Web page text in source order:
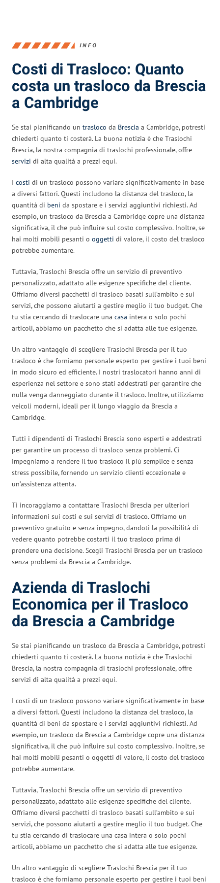
INFO
Costi di Trasloco: Quanto
costa un trasloco da Brescia
a Cambridge
Se stai pianificando un trasloco da Brescia a Cambridge, potresti
chiederti quanto ti costerà. La buona notizia è che Traslochi
Brescia, la nostra compagnia di traslochi professionale, offre
servizi di alta qualità a prezzi equi.
I costi di un trasloco possono variare significativamente in base
a diversi fattori. Questi includono la distanza del trasloco, la
quantità di beni da spostare e i servizi aggiuntivi richiesti. Ad
esempio, un trasloco da Brescia a Cambridge copre una distanza
significativa, il che può influire sul costo complessivo. Inoltre, se
hai molti mobili pesanti o oggetti di valore, il costo del trasloco
potrebbe aumentare.
Tuttavia, Traslochi Brescia offre un servizio di preventivo
personalizzato, adattato alle esigenze specifiche del cliente.
Offriamo diversi pacchetti di trasloco basati sull’ambito e sui
servizi, che possono aiutarti a gestire meglio il tuo budget. Che
tu stia cercando di traslocare una casa intera o solo pochi
articoli, abbiamo un pacchetto che si adatta alle tue esigenze.
Un altro vantaggio di scegliere Traslochi Brescia per il tuo
trasloco è che forniamo personale esperto per gestire i tuoi beni
in modo sicuro ed efficiente. I nostri traslocatori hanno anni di
esperienza nel settore e sono stati addestrati per garantire che
nulla venga danneggiato durante il trasloco. Inoltre, utilizziamo
veicoli moderni, ideali per il lungo viaggio da Brescia a
Cambridge.
Tutti i dipendenti di Traslochi Brescia sono esperti e addestrati
per garantire un processo di trasloco senza problemi. Ci
impegniamo a rendere il tuo trasloco il più semplice e senza
stress possibile, fornendo un servizio clienti eccezionale e
un’assistenza attenta.
Ti incoraggiamo a contattare Traslochi Brescia per ulteriori
informazioni sui costi e sui servizi di trasloco. Offriamo un
preventivo gratuito e senza impegno, dandoti la possibilità di
vedere quanto potrebbe costarti il tuo trasloco prima di
prendere una decisione. Scegli Traslochi Brescia per un trasloco
senza problemi da Brescia a Cambridge.
Azienda di Traslochi
Economica per il Trasloco
da Brescia a Cambridge
Se stai pianificando un trasloco da Brescia a Cambridge, potresti
chiederti quanto ti costerà. La buona notizia è che Traslochi
Brescia, la nostra compagnia di traslochi professionale, offre
servizi di alta qualità a prezzi equi.
I costi di un trasloco possono variare significativamente in base
a diversi fattori. Questi includono la distanza del trasloco, la
quantità di beni da spostare e i servizi aggiuntivi richiesti. Ad
esempio, un trasloco da Brescia a Cambridge copre una distanza
significativa, il che può influire sul costo complessivo. Inoltre, se
hai molti mobili pesanti o oggetti di valore, il costo del trasloco
potrebbe aumentare.
Tuttavia, Traslochi Brescia offre un servizio di preventivo
personalizzato, adattato alle esigenze specifiche del cliente.
Offriamo diversi pacchetti di trasloco basati sull’ambito e sui
servizi, che possono aiutarti a gestire meglio il tuo budget. Che
tu stia cercando di traslocare una casa intera o solo pochi
articoli, abbiamo un pacchetto che si adatta alle tue esigenze.
Un altro vantaggio di scegliere Traslochi Brescia per il tuo
trasloco è che forniamo personale esperto per gestire i tuoi beni